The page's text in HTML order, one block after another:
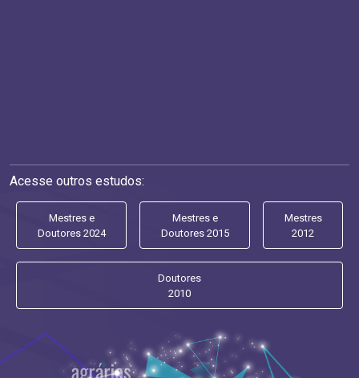
Acesse outros estudos:
Mestres e
Doutores 2024
Mestres e
Doutores 2015
Mestres
2012
Doutores
2010